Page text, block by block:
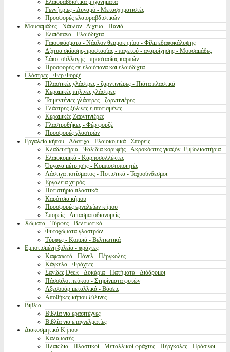
Ελαιοραβδιστικά μηχανήματα
Γεννήτριες - Δυναμό - Μετασχηματιστές
Προσφορές ελαιοραβδιστικών
Μουσαμάδες - Νάυλον - Δίχτυα - Πανιά
Ελαιόπανα - Ελαιόδιχτα
Γαιουφάσματα - Νάυλον θερμοκηπίου - Φίλμ εδαφοκάλυψης
Δίχτυα σκίασης-προστασίας - παγετού - αναρρίχησης - Μουσαμάδες
Σάκοι συλλογής - προστασίας καρπών
Προσφορές σε ελαιόπανα και ελαιόδιχτα
Γλάστρες - Φερ Φορζέ
Πλαστικές γλάστρες - ζαρντινιέρες - Πιάτα πλαστικά
Κεραμικές πήλινες γλάστρες
Τσιμεντένιες γλάστρες - ζαρντινιέρες
Γλάστρες ξύλινες εμποτισμένες
Κεραμικές Ζαρντινιέρες
Γλαστροθήκες - Φέρ φορζέ
Προσφορές γλαστρών
Εργαλεία κήπου - Λάστιχα - Ελαιοκομικά - Σπορείς
Κλαδευτήρια - Ψαλίδια κορυφής - Ακροκόφτες γκαζόν- Εμβολιαστήρια
Ελαιοκομικά - Καρποσυλλέκτες
Όργανα μέτρησης - Κομποστοποιητές
Λάστιχα ποτίσματος - Ποτιστικά - Ταχυσύνδεσμοι
Εργαλεία χειρός
Ποτιστήρια πλαστικά
Καρότσια κήπου
Προσφορές εργαλείων κήπου
Σπορείς - Λιπασματοδιανομείς
Χώματα - Τύρφες - Βελτιωτικά
Φυτοχώματα γλαστρών
Τύρφες - Κοπριά - Βελτιωτικά
Εμποτισμένη ξυλεία - φράχτες
Καφασωτά - Πάνελ - Πέργκολες
Κάγκελα - Φράχτες
Σανίδες Deck - Δοκάρια - Πατήματα - Διάδρομοι
Πάσσαλοι πεύκου - Στηρίγματα φυτών
Αξεσουάρ μεταλλικά - Βάσεις
Αποθήκες κήπου ξύλινες
Βιβλία
Βιβλία για ερασιτέχνες
Βιβλία για επαγγελματίες
Διακοσμητικά Κήπου
Καλαμωτές
Πλακίδια - Πλαστικοί - Μεταλλικοί φράχτες - Πέργκολες - Πράσινοι